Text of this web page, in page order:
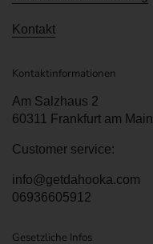
Kontakt
Kontaktinformationen
Am Salzhaus 2
60311 Frankfurt am Main
Customer service:
info@getdahooka.com
06936605912
Gesetzliche Infos